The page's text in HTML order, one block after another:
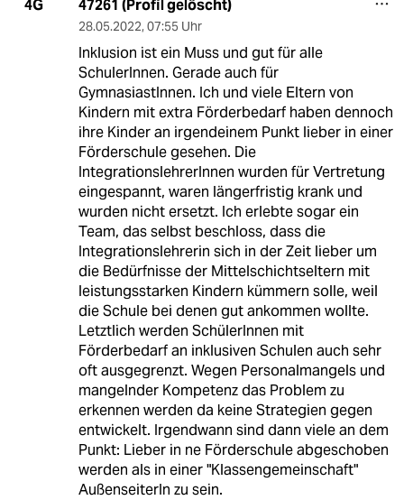
4G 47261 (Profil gelöscht)
28.05.2022, 07:55 Uhr
Inklusion ist ein Muss und gut für alle
SchulerInnen. Gerade auch für
GymnasiastInnen. Ich und viele Eltern von
Kindern mit extra Förderbedarf haben dennoch
ihre Kinder an irgendeinem Punkt lieber in einer
Förderschule gesehen. Die
IntegrationslehrerInnen wurden für Vertretung
eingespannt, waren längerfristig krank und
wurden nicht ersetzt. Ich erlebte sogar ein
Team, das selbst beschloss, dass die
Integrationslehrerin sich in der Zeit lieber um
die Bedürfnisse der Mittelschichtseltern mit
leistungsstarken Kindern kümmern solle, weil
die Schule bei denen gut ankommen wollte.
Letztlich werden SchülerInnen mit
Förderbedarf an inklusiven Schulen auch sehr
oft ausgegrenzt. Wegen Personalmangels und
mangelnder Kompetenz das Problem zu
erkennen werden da keine Strategien gegen
entwickelt. Irgendwann sind dann viele an dem
Punkt: Lieber in ne Förderschule abgeschoben
werden als in einer "Klassengemeinschaft"
AußenseiterIn zu sein.